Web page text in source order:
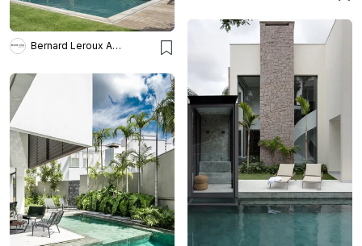
Bernard Leroux Arquitetos